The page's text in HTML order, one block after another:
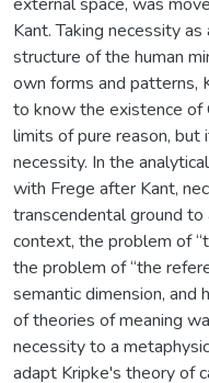
Kant. Taking necessity
structure of the human
own forms and patterns,
to know the existence of
limits of pure reason, but
necessity. In the
with Frege after Kant,
transcendental ground to
context, the problem of
the problem of “the
semantic dimension,
of theories of meaning
necessity to a
adapt Kripke's theory of